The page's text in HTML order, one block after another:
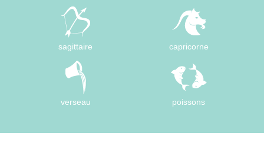
sagittaire capricorne
verseau poissons